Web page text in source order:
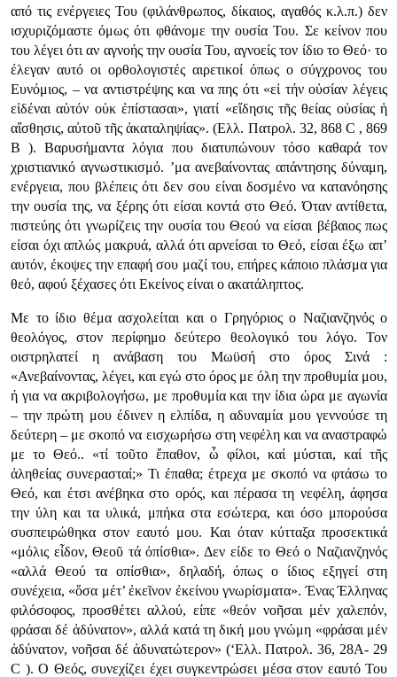
από τις ενέργειες Του (φιλάνθρωπος, δίκαιος, αγαθός κ.λ.π.) δεν
ισχυριζόμαστε όμως ότι φθάνομε την ουσία Του. Σε κείνον που
του λέγει ότι αν αγνοής την ουσία Του, αγνοείς τον ίδιο το Θεό· το
έλεγαν αυτό οι ορθολογιστές αιρετικοί όπως ο σύγχρονος του
Ευνόμιος, – να αντιστρέψης και να πης ότι «εἰ τήν οὐσίαν λέγεις
εἰδέναι αὐτόν οὐκ ἐπίστασαι», γιατί «εἴδησις τῆς θείας οὐσίας ἡ
αἴσθησις, αὐτοῦ τῆς ἀκαταληψίας». (Ελλ. Πατρολ. 32, 868 C , 869
Β ). Βαρυσήμαντα λόγια που διατυπώνουν τόσο καθαρά τον
χριστιανικό αγνωστικισμό. ’μα ανεβαίνοντας απάντησης δύναμη,
ενέργεια, που βλέπεις ότι δεν σου είναι δοσμένο να κατανόησης
την ουσία της, να ξέρης ότι είσαι κοντά στο Θεό. Όταν αντίθετα,
πιστεύης ότι γνωρίζεις την ουσία του Θεού να είσαι βέβαιος πως
είσαι όχι απλώς μακρυά, αλλά ότι αρνείσαι το Θεό, είσαι έξω απ’
αυτόν, έκοψες την επαφή σου μαζί του, επήρες κάποιο πλάσμα για
θεό, αφού ξέχασες ότι Εκείνος είναι ο ακατάληπτος.
Με το ίδιο θέμα ασχολείται και ο Γρηγόριος ο Ναζιανζηνός ο
θεολόγος, στον περίφημο δεύτερο θεολογικό του λόγο. Τον
οιστρηλατεί η ανάβαση του Μωϋσή στο όρος Σινά :
«Ανεβαίνοντας, λέγει, και εγώ στο όρος με όλη την προθυμία μου,
ή για να ακριβολογήσω, με προθυμία και την ίδια ώρα με αγωνία
– την πρώτη μου έδινεν η ελπίδα, η αδυναμία μου γεννούσε τη
δεύτερη – με σκοπό να εισχωρήσω στη νεφέλη και να αναστραφώ
με το Θεό.. «τί τοῦτο ἔπαθον, ὦ φίλοι, καί μύσται, καί τῆς
ἀληθείας συνερασταί;» Τι έπαθα; έτρεχα με σκοπό να φτάσω το
Θεό, και έτσι ανέβηκα στο ορός, και πέρασα τη νεφέλη, άφησα
την ύλη και τα υλικά, μπήκα στα εσώτερα, και όσο μπορούσα
συσπειρώθηκα στον εαυτό μου. Και όταν κύτταξα προσεκτικά
«μόλις εἶδον, Θεοῦ τά ὀπίσθια». Δεν είδε το Θεό ο Ναζιανζηνός
«αλλά Θεού τα οπίσθια», δηλαδή, όπως ο ίδιος εξηγεί στη
συνέχεια, «ὅσα μέτ’ ἐκεῖνον ἐκείνου γνωρίσματα». Ένας Έλληνας
φιλόσοφος, προσθέτει αλλού, είπε «θεόν νοῆσαι μέν χαλεπόν,
φράσαι δέ ἀδύνατον», αλλά κατά τη δική μου γνώμη «φράσαι μέν
ἀδύνατον, νοῆσαι δέ ἀδυνατώτερον» (‘Ελλ. Πατρολ. 36, 28Α- 29
C ). Ο Θεός, συνεχίζει έχει συγκεντρώσει μέσα στον εαυτό Του